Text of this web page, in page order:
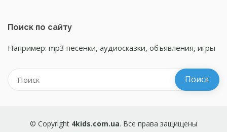
Поиск по сайту
Например: mp3 песенки, аудиосказки, объявления, игры
© Copyright 4kids.com.ua. Все права защищены